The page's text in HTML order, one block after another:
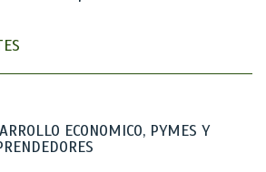
ECONOMICO, PYMES Y